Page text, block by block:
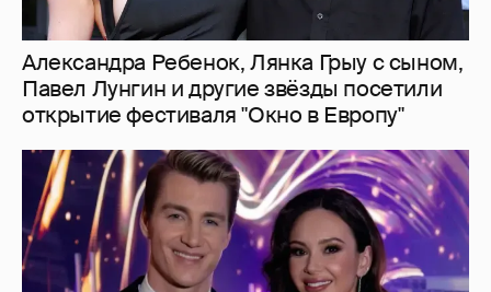
"Учусь у супруги отдыхать без чувства
вины". Алексей Воробьёв рассказал, как
изменилась его жизнь после брака